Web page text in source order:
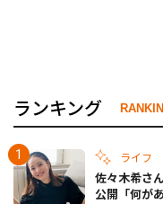
ランキング
ライフ
佐々木希さ
公開「何が